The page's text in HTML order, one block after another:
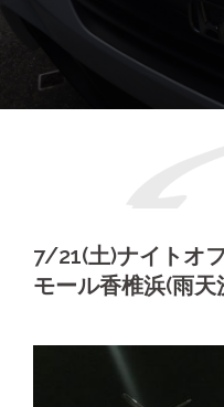
7/21(土)ナイトオ
モール香椎浜(雨天